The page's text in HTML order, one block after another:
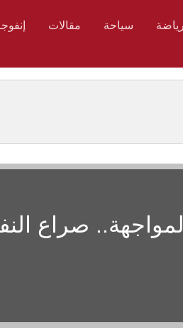
رياضة سياحة مقالات
صراع